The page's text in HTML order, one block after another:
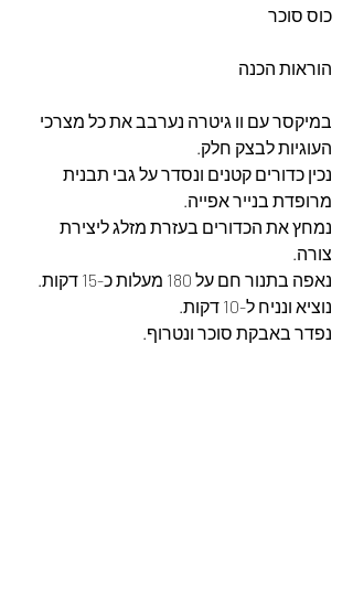
כוס סוכר
הוראות הכנה
במיקסר עם וו גיטרה נערבב את כל מצרכי
העוגיות לבצק חלק.
נכין כדורים קטנים ונסדר על גבי תבנית
מרופדת בנייר אפייה.
נמחץ את הכדורים בעזרת מזלג ליצירת
צורה.
נאפה בתנור חם על 180 מעלות כ-15 דקות.
נוציא ונניח ל-10 דקות.
נפדר באבקת סוכר ונטרוף.